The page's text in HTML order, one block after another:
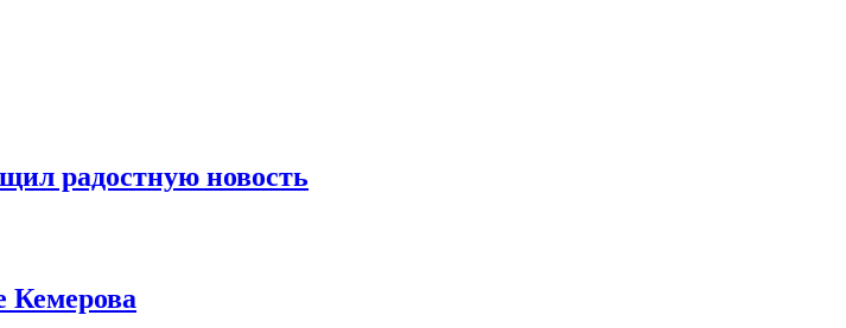
радостную новость
Кемерова